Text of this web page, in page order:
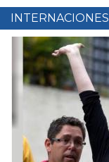
INTERNACIONES